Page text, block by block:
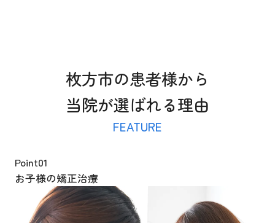
枚方市の患者様から
当院が選ばれる理由
FEATURE
Point01
お子様の矯正治療